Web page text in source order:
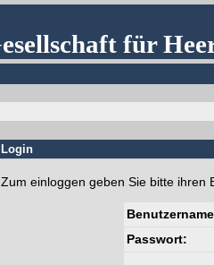
für
Login
Zum einloggen geben Sie bitte ihren
Passwort: